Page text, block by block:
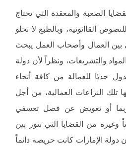
الصعبة والمعقدة التي تحتاج
القاانونية، وبالطبع لا تخلو
العمال وأصحاب العمل يبحث
والتشريعات، ونظراً لأن دولة
جذبًا للعمالة من كافة أنحاء
تلك النزاعات العمالية، من أجل
أو تعويض عن فصل تعسفي
وغيره من القضايا التي تثور بين
دولة الإمارات كانت حريصة دائماً